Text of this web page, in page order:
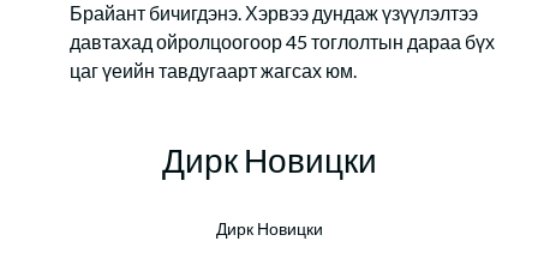
Брайант бичигдэнэ. Хэрвээ дундаж үзүүлэлтээ
давтахад ойролцоогоор 45 тоглолтын дараа бүх
цаг үеийн тавдугаарт жагсах юм.
Дирк Новицки
Дирк Новицки